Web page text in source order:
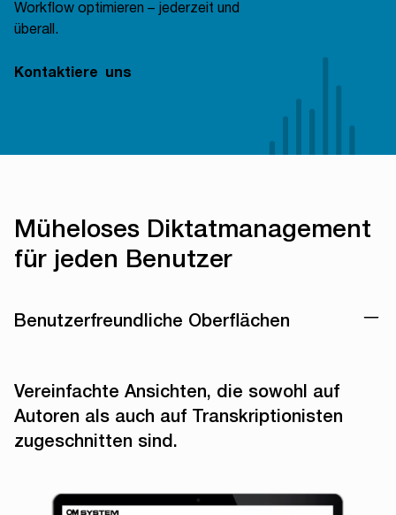
Workflow optimieren – jederzeit und
überall.
Kontaktiere uns
Müheloses Diktatmanagement
für jeden Benutzer
Benutzerfreundliche Oberflächen
Vereinfachte Ansichten, die sowohl auf
Autoren als auch auf Transkriptionisten
zugeschnitten sind.